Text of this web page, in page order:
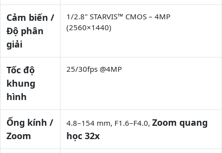
Cảm biến /
Độ phân
giải
1/2.8" STARVIS™ CMOS – 4MP
(2560×1440)
Tốc độ
khung
hình
25/30fps @4MP
Ống kính /
Zoom
4.8–154 mm, F1.6–F4.0, Zoom quang
học 32x